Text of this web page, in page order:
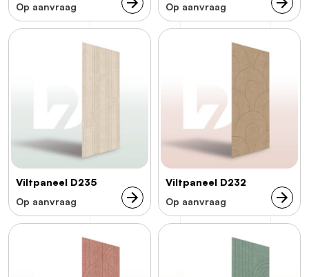
Op aanvraag
Op aanvraag
Viltpaneel D235
Op aanvraag
Viltpaneel D232
Op aanvraag